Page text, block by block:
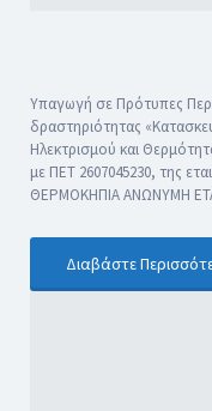
Υπαγωγή σε Πρότυπες
δραστηριότητας
Ηλεκτρισμού και
με ΠΕΤ 2607045230, της
ΘΕΡΜΟΚΗΠΙΑ ΑΝΩΝΥΜΗ
Διαβάστε